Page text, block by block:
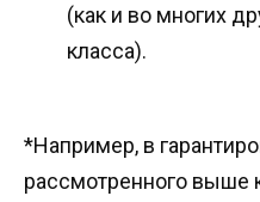
(как и во многих
класса).
*Например, в
рассмотренного выше